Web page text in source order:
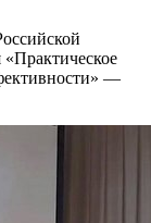
«Практическое
—